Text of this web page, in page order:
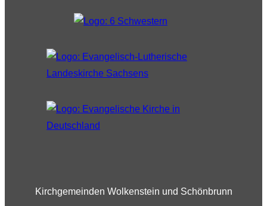
Kirchgemeinden Wolkenstein und Schönbrunn